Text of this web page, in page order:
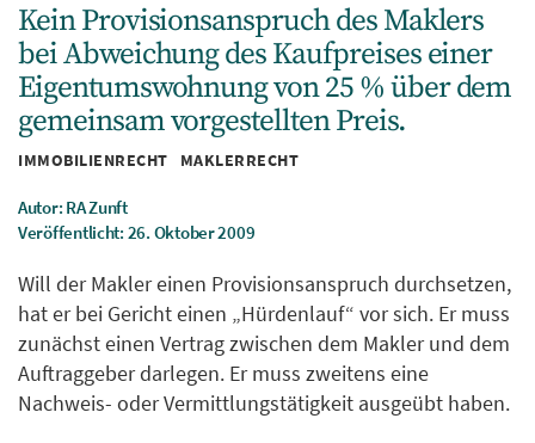
Kein Provisionsanspruch des Maklers
bei Abweichung des Kaufpreises einer
Eigentumswohnung von 25 % über dem
gemeinsam vorgestellten Preis.
Kategorien
IMMOBILIENRECHT MAKLERRECHT
Autor: RA Zunft
Veröffentlicht: 26. Oktober 2009
Will der Makler einen Provisionsanspruch durchsetzen,
hat er bei Gericht einen „Hürdenlauf“ vor sich. Er muss
zunächst einen Vertrag zwischen dem Makler und dem
Auftraggeber darlegen. Er muss zweitens eine
Nachweis- oder Vermittlungstätigkeit ausgeübt haben.